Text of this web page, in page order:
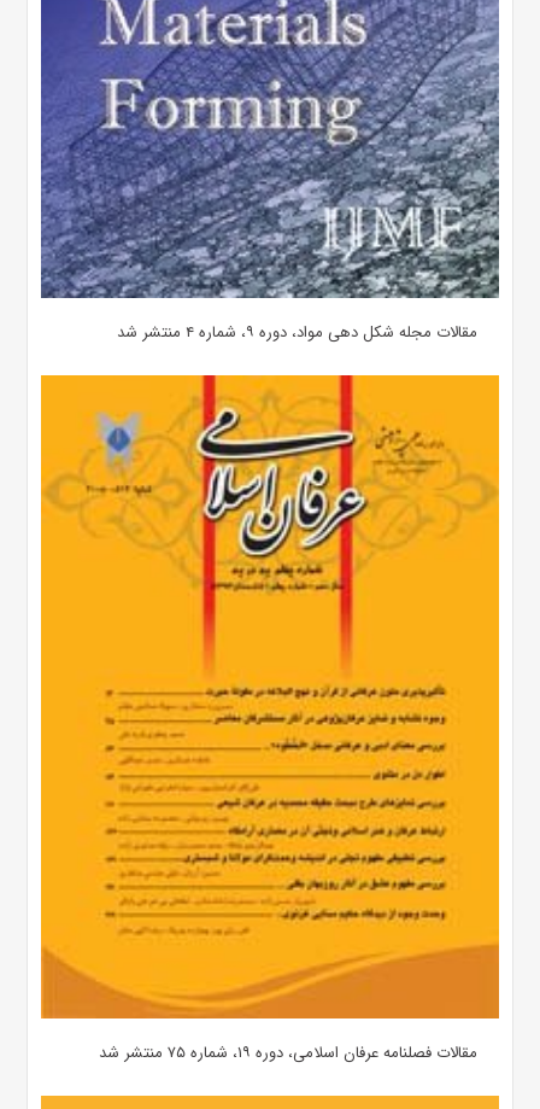
مقالات مجله شکل دهی مواد، دوره ۹، شماره ۴ منتشر شد
مقالات فصلنامه عرفان اسلامی، دوره ۱۹، شماره ۷۵ منتشر شد